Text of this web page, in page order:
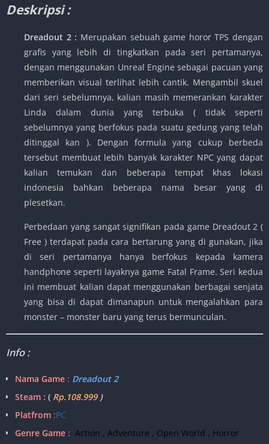
Deskripsi :
Dreadout 2 : Merupakan sebuah game horor TPS dengan
grafis yang lebih di tingkatkan pada seri pertamanya,
dengan menggunakan Unreal Engine sebagai pacuan yang
memberikan visual terlihat lebih cantik. Mengambil skuel
dari seri sebelumnya, kalian masih memerankan karakter
Linda dalam dunia yang terbuka ( tidak seperti
sebelumnya yang berfokus pada suatu gedung yang telah
ditinggal kan ). Dengan formula yang cukup berbeda
tersebut membuat lebih banyak karakter NPC yang dapat
kalian temukan dan beberapa tempat khas lokasi
indonesia bahkan beberapa nama besar yang di
plesetkan.
Perbedaan yang sangat signifikan pada game Dreadout 2 (
Free ) terdapat pada cara bertarung yang di gunakan, jika
di seri pertamanya hanya berfokus kepada kamera
handphone seperti layaknya game Fatal Frame. Seri kedua
ini membuat kalian dapat menggunakan berbagai senjata
yang bisa di dapat dimanapun untuk mengalahkan para
monster – monster baru yang terus bermunculan.
Info :
Nama Game : Dreadout 2
Steam : ( Rp.108.999 )
Platfrom :PC
Genre Game : Action , Adventure , Open World , Horror